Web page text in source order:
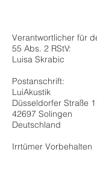
Verantwortlicher für
55 Abs. 2 RStV:
Luisa Skrabic​
Postanschrift:
LuiAkustik
Düsseldorfer Straße
42697 Solingen
Deutschland
Irrtümer Vorbehalten